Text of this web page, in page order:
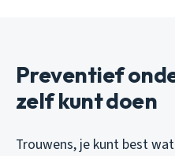
Preventief
zelf kunt doen
Trouwens, je kunt best